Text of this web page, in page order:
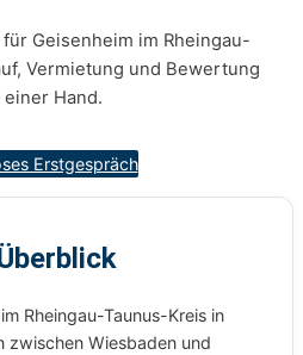
Geisenheim im Rheingau-
Vermietung und Bewertung
einer Hand.
Erstgespräch
Rheingau-Taunus-Kreis in
zwischen Wiesbaden und